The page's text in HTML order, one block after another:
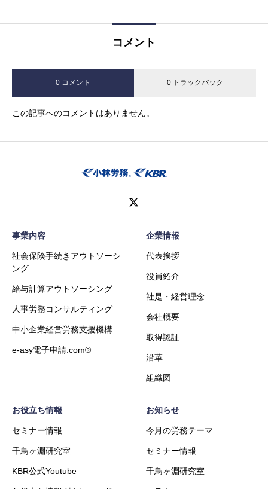
コメント
0 コメント 0 トラックバック
この記事へのコメントはありません。
事業内容
社会保険手続きアウトソーシ
ング
給与計算アウトソーシング
人事労務コンサルティング
中小企業経営労務支援機構
e-asy電子申請.com®
企業情報
代表挨拶
役員紹介
社是・経営理念
会社概要
取得認証
沿革
組織図
お役立ち情報
セミナー情報
千鳥ヶ淵研究室
KBR公式Youtube
お知らせ
今月の労務テーマ
セミナー情報
千鳥ヶ淵研究室